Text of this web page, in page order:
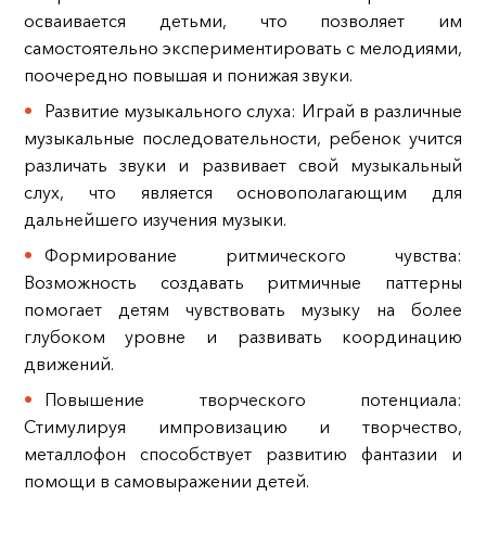
осваивается детьми, что позволяет им
самостоятельно экспериментировать с мелодиями,
поочередно повышая и понижая звуки.
Развитие музыкального слуха: Играй в различные
музыкальные последовательности, ребенок учится
различать звуки и развивает свой музыкальный
слух, что является основополагающим для
дальнейшего изучения музыки.
Формирование ритмического чувства:
Возможность создавать ритмичные паттерны
помогает детям чувствовать музыку на более
глубоком уровне и развивать координацию
движений.
Повышение творческого потенциала:
Стимулируя импровизацию и творчество,
металлофон способствует развитию фантазии и
помощи в самовыражении детей.